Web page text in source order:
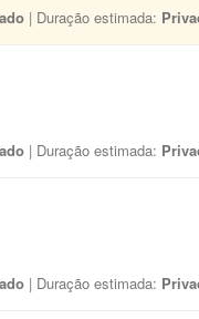
| Duração estimada:
| Duração estimada:
| Duração estimada: